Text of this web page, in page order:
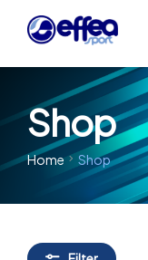
Shop
Home Shop